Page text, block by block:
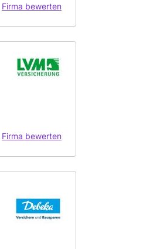
Firma bewerten
Firma bewerten